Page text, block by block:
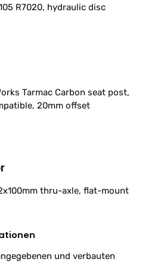
R7020, hydraulic disc
Tarmac Carbon seat post,
20mm offset
thru-axle, flat-mount
und verbauten